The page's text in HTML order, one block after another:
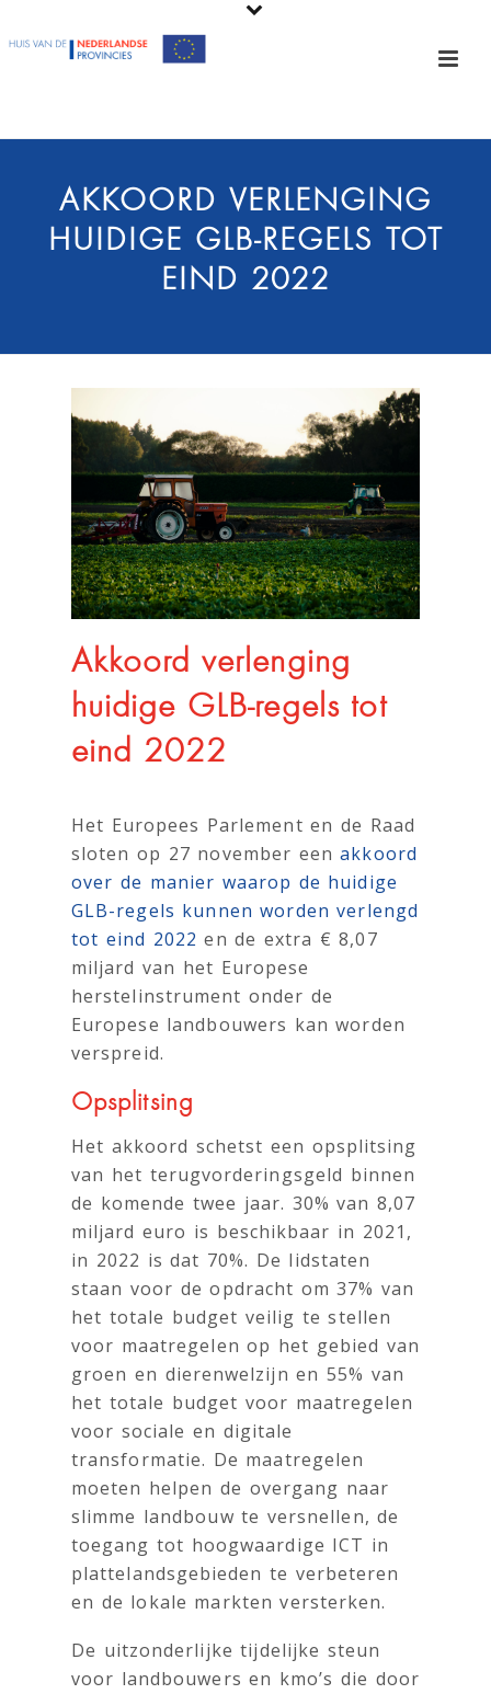
AKKOORD VERLENGING
HUIDIGE GLB-REGELS TOT
EIND 2022
Akkoord verlenging
huidige GLB-regels tot
eind 2022
Het Europees Parlement en de Raad
sloten op 27 november eenakkoord
over de manier waarop de huidige
GLB-regels kunnen worden verlengd
tot eind 2022 en de extra € 8,07
miljard van het Europese
herstelinstrument onder de
Europese landbouwers kan worden
verspreid.
Opsplitsing
Het akkoord schetst een opsplitsing
van het terugvorderingsgeld binnen
de komende twee jaar. 30% van 8,07
miljard euro is beschikbaar in 2021,
in 2022 is dat 70%. De lidstaten
staan voor de opdracht om 37% van
het totale budget veilig te stellen
voor maatregelen op het gebied van
groen en dierenwelzijn en 55% van
het totale budget voor maatregelen
voor sociale en digitale
transformatie. De maatregelen
moeten helpen de overgang naar
slimme landbouw te versnellen, de
toegang tot hoogwaardige ICT in
plattelandsgebieden te verbeteren
en de lokale markten versterken.
De uitzonderlijke tijdelijke steun
voor landbouwers en kmo’s die door